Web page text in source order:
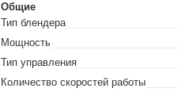
Общие
Тип блендера
Мощность
Тип управления
Количество скоростей работы